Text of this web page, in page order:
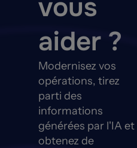
vous
aider ?
Modernisez vos
opérations, tirez
parti des
informations
générées par l'IA et
obtenez de